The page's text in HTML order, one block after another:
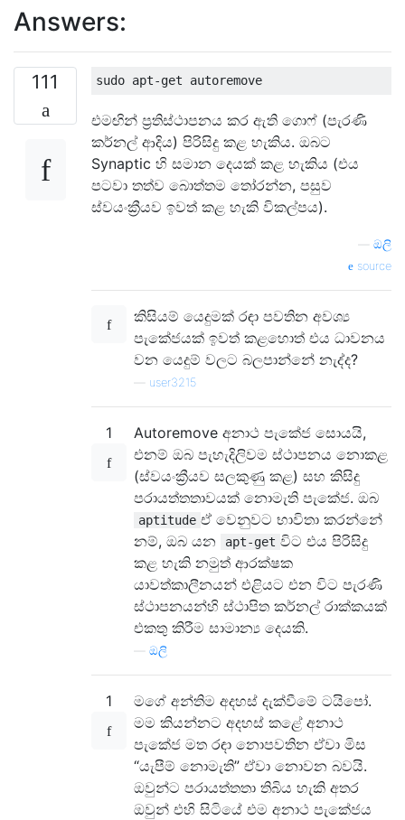
Answers:
111
එමඟින් ප්‍රතිස්ථාපනය කර ඇති ගොෆ් (පැරණි
කර්නල් ආදිය) පිරිසිදු කළ හැකිය. ඔබට
Synaptic හි සමාන දෙයක් කළ හැකිය (එය
පටවා තත්ව බොත්තම තෝරන්න, පසුව
ස්වයංක්‍රීයව ඉවත් කළ හැකි විකල්පය).
ඔලි
source
කිසියම් යෙදුමක් රඳා පවතින අවශ්‍ය
පැකේජයක් ඉවත් කළහොත් එය ධාවනය
වන යෙදුම් වලට බලපාන්නේ නැද්ද?
user3215
1
Autoremove අනාථ පැකේජ සොයයි,
එනම් ඔබ පැහැදිලිවම ස්ථාපනය නොකළ
(ස්වයංක්‍රීයව සලකුණු කළ) සහ කිසිදු
පරායත්තතාවයක් නොමැති පැකේජ. ඔබ
aptitude ඒ වෙනුවට භාවිතා කරන්නේ
නම්, ඔබ යන
apt-get විට එය පිරිසිදු
කළ හැකි නමුත් ආරක්ෂක
යාවත්කාලීනයන් එළියට එන විට පැරණි
ස්ථාපනයන්හි ස්ථාපිත කර්නල් රාක්කයක්
එකතු කිරීම සාමාන්‍ය දෙයකි.
ඔලි
1
මගේ අන්තිම අදහස් දැක්වීමේ ටයිපෝ.
මම කියන්නට අදහස් කළේ අනාථ
පැකේජ මත රඳා නොපවතින ඒවා මිස
“යැපීම් නොමැති” ඒවා නොවන බවයි.
ඔවුන්ට පරායත්තතා තිබිය හැකි අතර
ඔවුන් එහි සිටියේ එම අනාථ පැකේජය